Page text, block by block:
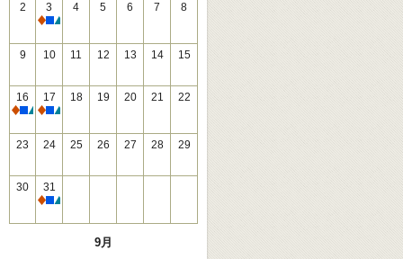
2
3
休館
4 5 6 7 8
9 10 11 12 13 14 15
16
休館
17
休館
18 19 20 21 22
23 24 25 26 27 28 29
30
31
休館
9月